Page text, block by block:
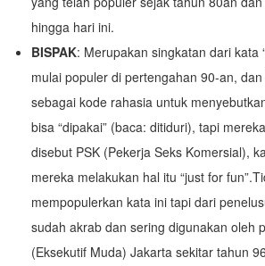
hingga hari ini.
BISPAK: Merupakan singkatan dari kata
mulai populer di pertengahan 90-an,
sebagai kode rahasia untuk
bisa “dipakai” (baca: ditiduri), tapi
disebut PSK (Pekerja Seks Komersial),
mereka melakukan hal itu “just for
mempopulerkan kata ini tapi dari
sudah akrab dan sering digunakan oleh
(Eksekutif Muda) Jakarta sekitar tahun